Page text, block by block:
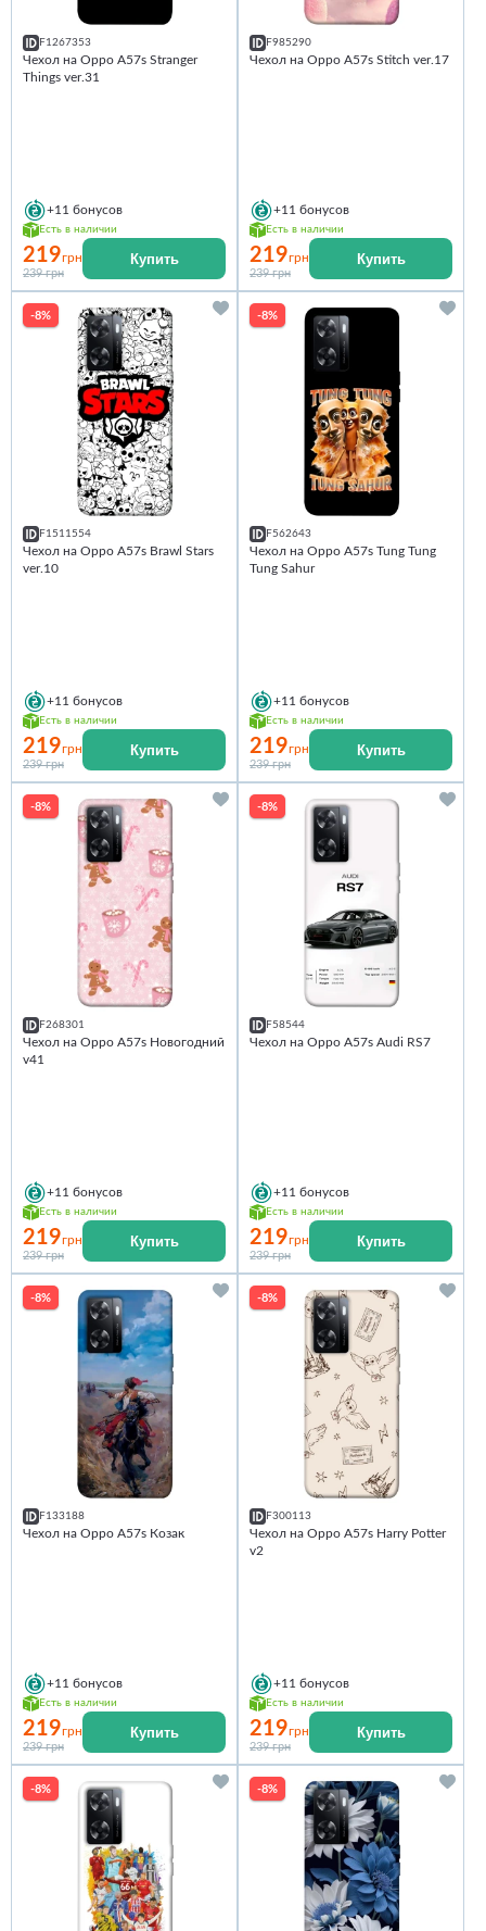
F1267353
Чехол на Oppo A57s Stranger
Things ver.31
+11 бонусов
Есть в наличии
219грн
239 грн
Купить
F985290
Чехол на Oppo A57s Stitch ver.17
+11 бонусов
Есть в наличии
219грн
239 грн
Купить
-8%
F1511554
Чехол на Oppo A57s Brawl Stars
ver.10
+11 бонусов
Есть в наличии
219грн
239 грн
Купить
-8%
F562643
Чехол на Oppo A57s Tung Tung
Tung Sahur
+11 бонусов
Есть в наличии
219грн
239 грн
Купить
-8%
F268301
Чехол на Oppo A57s Новогодний
v41
+11 бонусов
Есть в наличии
219грн
239 грн
Купить
-8%
F58544
Чехол на Oppo A57s Audi RS7
+11 бонусов
Есть в наличии
219грн
239 грн
Купить
-8%
F133188
Чехол на Oppo A57s Козак
+11 бонусов
Есть в наличии
219грн
239 грн
Купить
-8%
F300113
Чехол на Oppo A57s Harry Potter
v2
+11 бонусов
Есть в наличии
219грн
239 грн
Купить
-8% -8%